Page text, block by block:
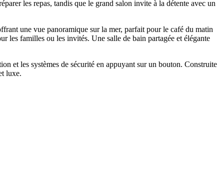
les repas, tandis que le grand salon invite à la détente avec un
une vue panoramique sur la mer, parfait pour le café du matin
les familles ou les invités. Une salle de bain partagée et élégante
et les systèmes de sécurité en appuyant sur un bouton. Construite
luxe.